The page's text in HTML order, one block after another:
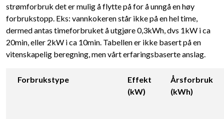
strømforbruk det er mulig å flytte på for å unngå en høy
forbrukstopp. Eks: vannkokeren står ikke på en hel time,
dermed antas timeforbruket å utgjøre 0,3kWh, dvs 1kW i ca
20min, eller 2kW i ca 10min. Tabellen er ikke basert på en
vitenskapelig beregning, men vårt erfaringsbaserte anslag.
Forbrukstype
Effekt
(kW)
Årsforbruk
(kWh)